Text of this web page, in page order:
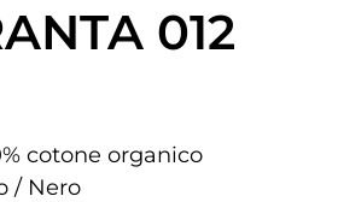
012
cotone organico
/ Nero